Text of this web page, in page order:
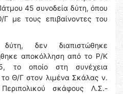
45 συνοδεία δύτη, όπου
με τους επιβαίνοντες του
δύτη, δεν διαπιστώθηκε
αποκόλληση από το Ρ/Κ
το οποίο στη συνέχεια
Θ/Γ στον λιμένα Σκάλας ν.
σκάφους Λ.Σ.-